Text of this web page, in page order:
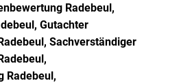
Radebeul,
, Gutachter
, Sachverständiger
,
Radebeul,